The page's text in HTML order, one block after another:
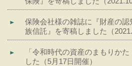
保険会社様の雑誌に『財産の
族信託』を寄稿しました（
「令和時代の資産のまもりか
した（5月17日開催）